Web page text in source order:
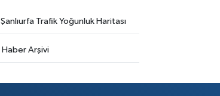
Şanlıurfa Trafik Yoğunluk Haritası
Haber Arşivi